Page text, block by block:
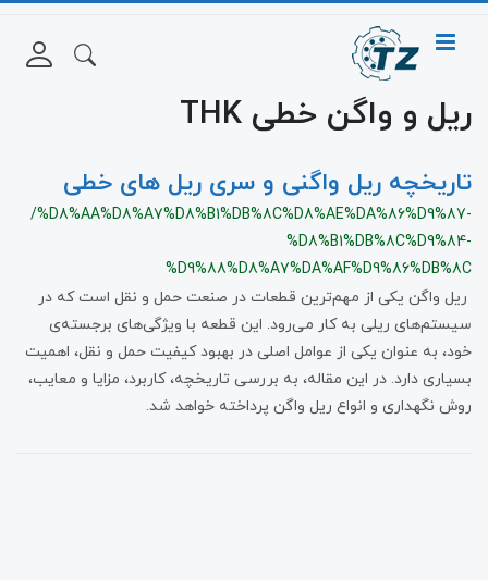
ریل و واگن خطی THK
تاریخچه ریل واگنی و سری ریل های خطی
/%D8%AA%D8%A7%D8%B1%DB%8C%D8%AE%DA%86%D9%87-
%D8%B1%DB%8C%D9%84-
%D9%88%D8%A7%DA%AF%D9%86%DB%8C
ریل واگن یکی از مهم‌ترین قطعات در صنعت حمل و نقل است که در
سیستم‌های ریلی به کار می‌رود. این قطعه با ویژگی‌های برجسته‌ی
خود، به عنوان یکی از عوامل اصلی در بهبود کیفیت حمل و نقل، اهمیت
بسیاری دارد. در این مقاله، به بررسی تاریخچه، کاربرد، مزایا و معایب،
روش نگهداری و انواع ریل واگن پرداخته خواهد شد.